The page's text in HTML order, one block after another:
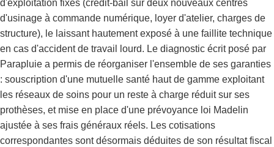
d'exploitation fixes (crédit-bail sur deux nouveaux centres
d'usinage à commande numérique, loyer d'atelier, charges de
structure), le laissant hautement exposé à une faillite technique
en cas d'accident de travail lourd. Le diagnostic écrit posé par
Parapluie a permis de réorganiser l'ensemble de ses garanties
: souscription d'une mutuelle santé haut de gamme exploitant
les réseaux de soins pour un reste à charge réduit sur ses
prothèses, et mise en place d'une prévoyance loi Madelin
ajustée à ses frais généraux réels. Les cotisations
correspondantes sont désormais déduites de son résultat fiscal